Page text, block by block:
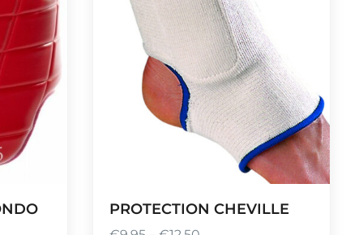
PROTECTION CHEVILLE